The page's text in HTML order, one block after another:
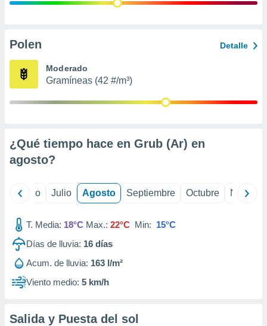
e
publicidad
Polen Detalle
Moderado
Gramíneas (42 #/m³)
¿Qué tiempo hace en Grub (Ar) en
agosto?
Junio Julio Agosto Septiembre Octubre
T. Media: 18°C Max.: 22°C Min: 15°C
Días de lluvia: 16 días
Acum. de lluvia: 163 l/m²
Viento medio: 5 km/h
Salida y Puesta del sol